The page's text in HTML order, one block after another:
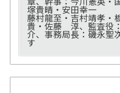
章、幹事：今川憲英・
塚貴晴・安田幸一
藤村龍至・吉村靖孝・
貴・佐藤 淳、監査役
介、事務局長：磯永聖
す